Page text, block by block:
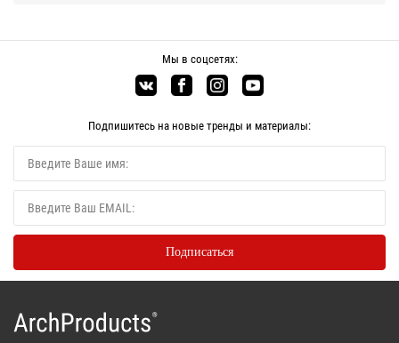
Мы в соцсетях:
Подпишитесь на новые тренды и материалы: